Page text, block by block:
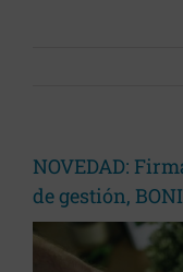
NOVEDAD:
de gestión,